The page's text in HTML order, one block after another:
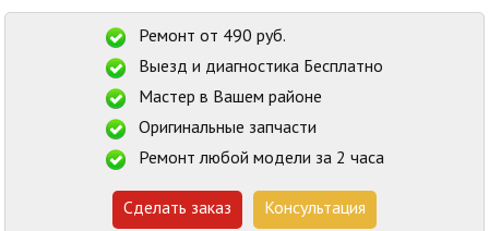
Ремонт от 490 руб.
Выезд и диагностика Бесплатно
Мастер в Вашем районе
Оригинальные запчасти
Ремонт любой модели за 2 часа
Сделать заказ Консультация